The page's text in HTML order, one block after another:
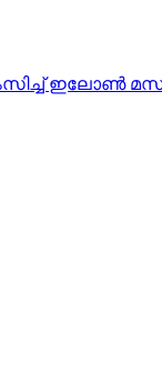
ഇലോണ്‍